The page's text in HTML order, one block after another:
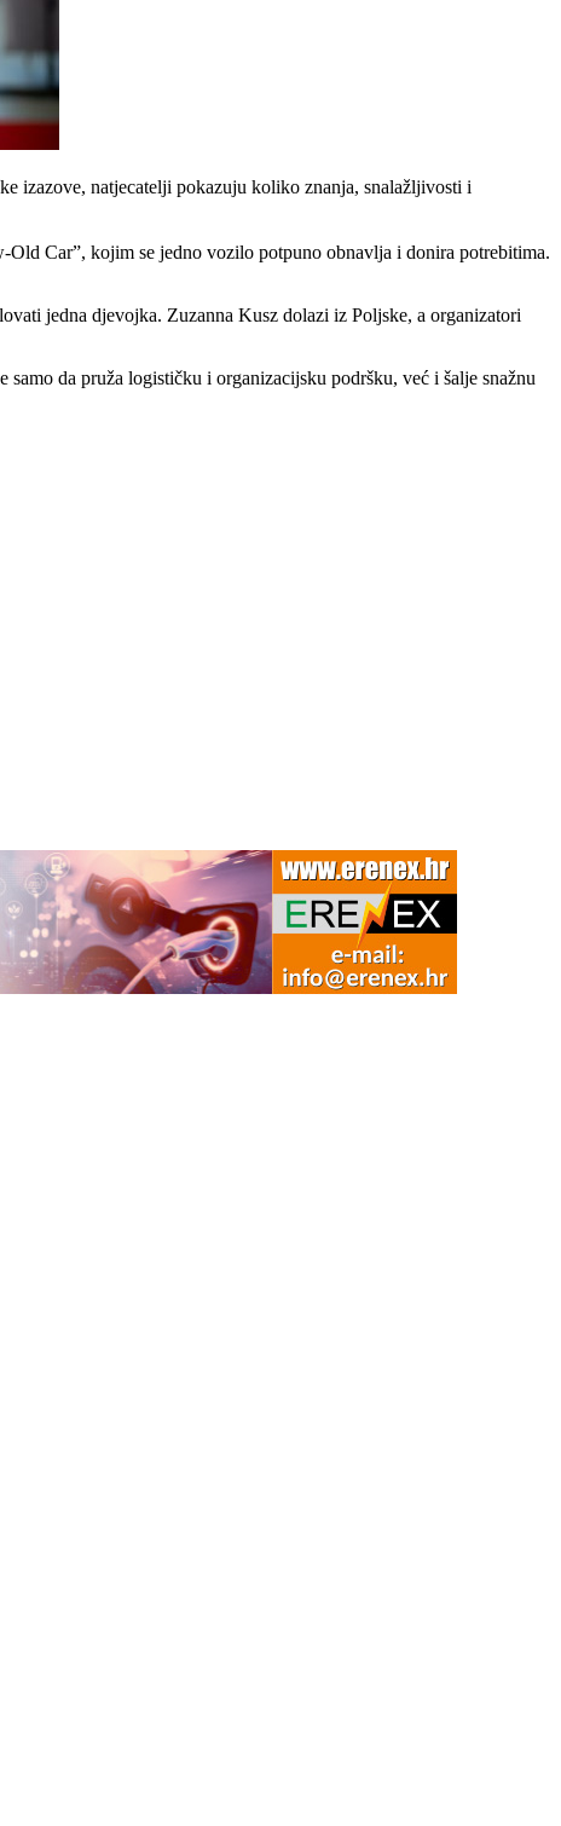
izazove, natjecatelji pokazuju koliko znanja, snalažljivosti i
Car”, kojim se jedno vozilo potpuno obnavlja i donira potrebitima.
jedna djevojka. Zuzanna Kusz dolazi iz Poljske, a organizatori
da pruža logističku i organizacijsku podršku, već i šalje snažnu